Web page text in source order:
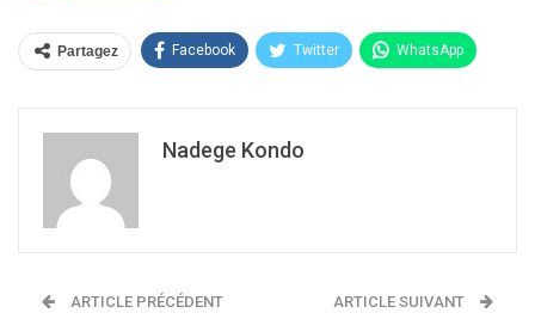
Partagez Facebook Twitter WhatsApp
Nadege Kondo
ARTICLE PRÉCÉDENT ARTICLE SUIVANT